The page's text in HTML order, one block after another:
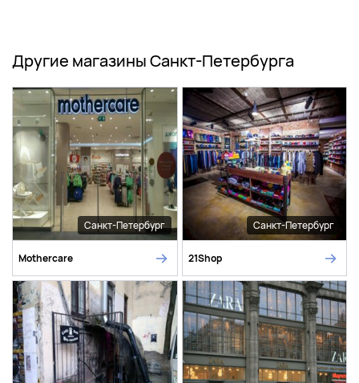
Другие магазины Санкт-Петербурга
Санкт-Петербург
Mothercare
Санкт-Петербург
21Shop